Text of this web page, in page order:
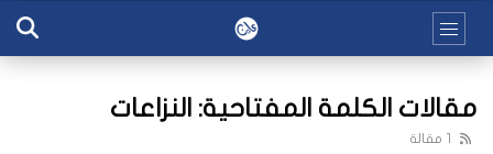
مقالات الكلمة المفتاحية: النزاعات
1 مقالة